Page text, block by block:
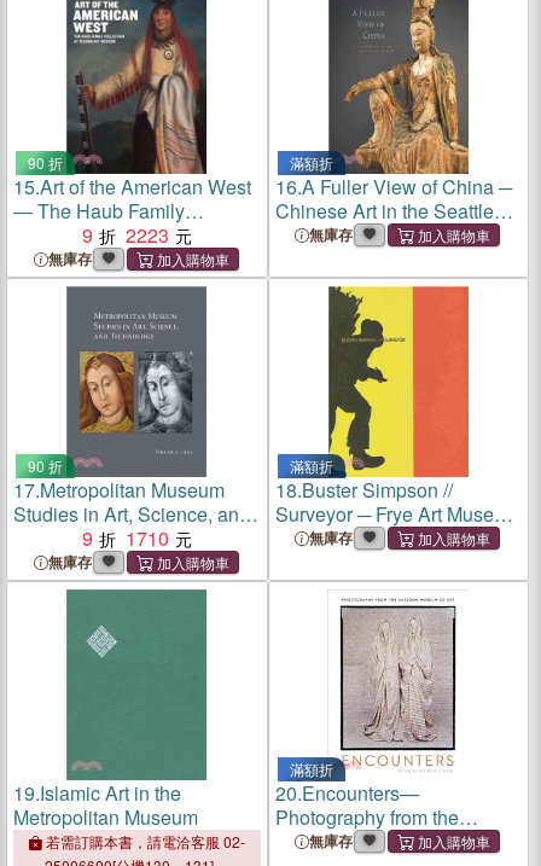
90 折
15.Art of the American West
― The Haub Family
Collection at Tacoma Art
Museum
9 2223
無庫存
滿額折
16.A Fuller View of China ─
Chinese Art in the Seattle
Art Museum
無庫存
90 折
17.Metropolitan Museum
Studies in Art, Science, and
Technology
9 1710
無庫存
滿額折
18.Buster Simpson //
Surveyor ─ Frye Art Museum
2013無庫存
19.Islamic Art in the
Metropolitan Museum
若需訂購本書，請電洽客服 02-
滿額折
20.Encounters—
Photography from the
Sheldon Museum of Art
無庫存